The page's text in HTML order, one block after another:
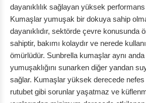
dayanıklılık sağlayan yüksek
Kumaşlar yumuşak bir dokuya sahip
dayanıklıdır, sektörde çevre konusunda
sahiptir, bakımı kolaydır ve nerede
ömürlüdür. Sunbrella kumaşlar aynı
yumuşaklığını sunarken diğer yandan
sağlar. Kumaşlar yüksek derecede nefes
rutubet gibi sorunlar yaşatmaz ve